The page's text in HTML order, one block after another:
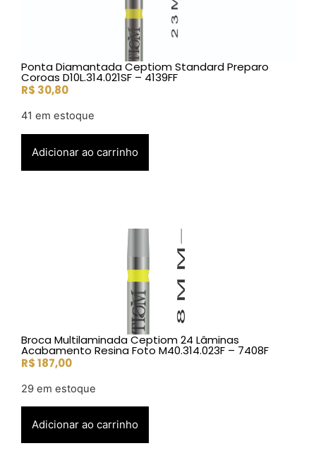
Ponta Diamantada Ceptiom Standard Preparo
Coroas D10L.314.021SF – 4139FF
R$ 30,80
41 em estoque
Adicionar ao carrinho
Broca Multilaminada Ceptiom 24 Lâminas
Acabamento Resina Foto M40.314.023F – 7408F
R$187,00
29 em estoque
Adicionar ao carrinho